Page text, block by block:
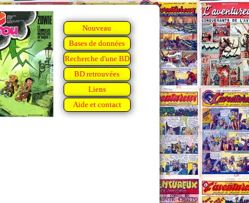
Nouveau
Bases de données
Recherche d'une BD
BD retrouvées
Liens
Aide et contact